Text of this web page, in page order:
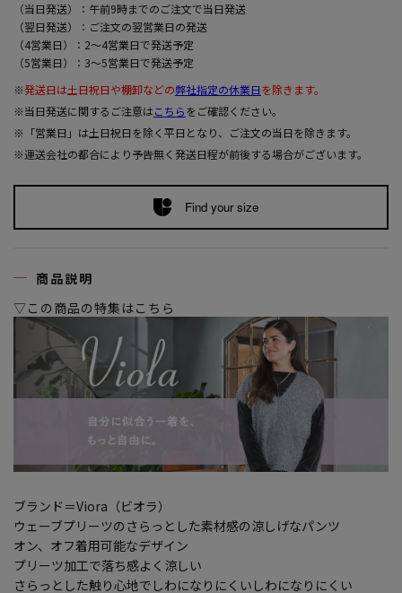
（当日発送）：午前9時までのご注文で当日発送
（翌日発送）：ご注文の翌営業日の発送
（4営業日）：2～4営業日で発送予定
（5営業日）：3～5営業日で発送予定
※発送日は土日祝日や棚卸などの弊社指定の休業日を除きます。
※当日発送に関するご注意はこちらをご確認ください。
※「営業日」は土日祝日を除く平日となり、ご注文の当日を除きます。
※運送会社の都合により予告無く発送日程が前後する場合がございます。
Find your size
商品説明
▽この商品の特集はこちら
ブランド＝Viora（ビオラ）
ウェーブプリーツのさらっとした素材感の涼しげなパンツ
オン、オフ着用可能なデザイン
プリーツ加工で落ち感よく涼しい
さらっとした触り心地でしわになりにくいしわになりにくい